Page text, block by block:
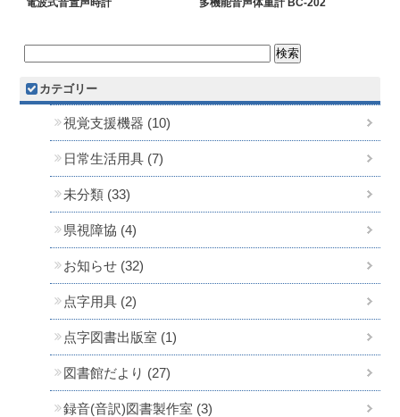
カテゴリー
視覚支援機器 (10)
日常生活用具 (7)
未分類 (33)
県視障協 (4)
お知らせ (32)
点字用具 (2)
点字図書出版室 (1)
図書館だより (27)
録音(音訳)図書製作室 (3)